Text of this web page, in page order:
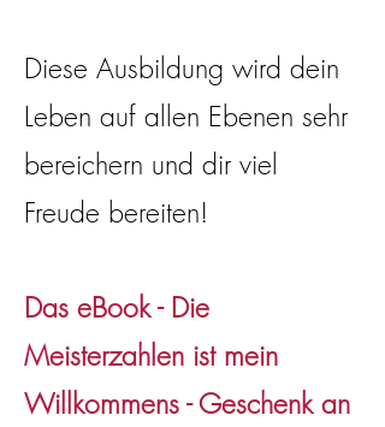
Diese Ausbildung wird dein
Leben auf allen Ebenen sehr
bereichern und dir viel
Freude bereiten!
Das eBook - Die
Meisterzahlen ist mein
Willkommens - Geschenk an